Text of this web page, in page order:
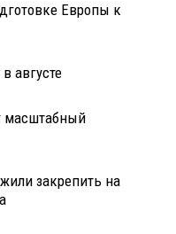
Европы к
августе
масштабный
закрепить на